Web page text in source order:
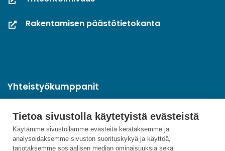
Tietoa sivustolla käytetyistä evästeistä
Käytämme sivustollamme evästeitä kerätäksemme ja
analysoidaksemme sivuston suorituskykyä ja käyttöä,
tarjotaksemme sosiaalisen median ominaisuuksia sekä
Rakentamisen päästötietokanta
Yhteistyökumppanit